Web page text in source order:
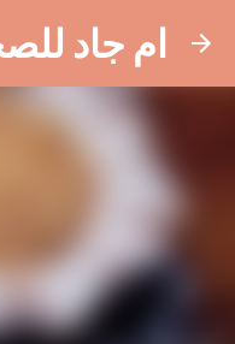
ام جاد